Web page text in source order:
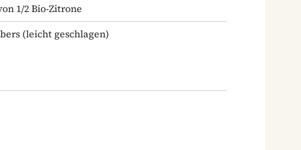
1/2 Bio-Zitrone
(leicht geschlagen)